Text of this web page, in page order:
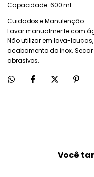
Capacidade: 600 ml
Cuidados e Manutenção
Lavar manualmente com
Não utilizar em lava-
acabamento do inox.
abrasivos.
Você